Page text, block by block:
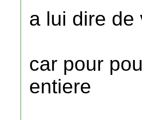
a lui dire de
car pour
entiere